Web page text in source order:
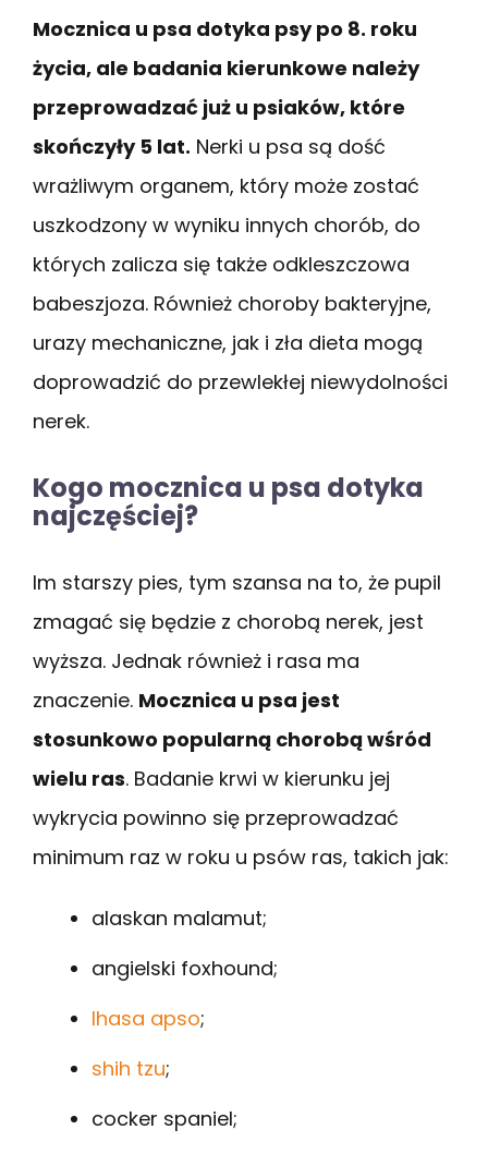
Mocznica u psa dotyka psy po 8. roku
życia, ale badania kierunkowe należy
przeprowadzać już u psiaków, które
skończyły 5 lat. Nerki u psa są dość
wrażliwym organem, który może zostać
uszkodzony w wyniku innych chorób, do
których zalicza się także odkleszczowa
babeszjoza. Również choroby bakteryjne,
urazy mechaniczne, jak i zła dieta mogą
doprowadzić do przewlekłej niewydolności
nerek.
Kogo mocznica u psa dotyka
najczęściej?
Im starszy pies, tym szansa na to, że pupil
zmagać się będzie z chorobą nerek, jest
wyższa. Jednak również i rasa ma
znaczenie. Mocznica u psa jest
stosunkowo popularną chorobą wśród
wielu ras. Badanie krwi w kierunku jej
wykrycia powinno się przeprowadzać
minimum raz w roku u psów ras, takich jak:
alaskan malamut;
angielski foxhound;
lhasa apso;
shih tzu;
cocker spaniel;